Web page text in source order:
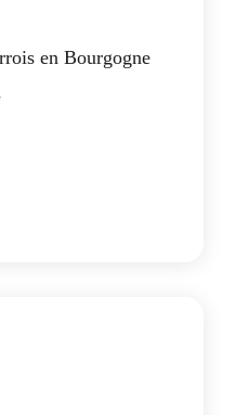
en Bourgogne